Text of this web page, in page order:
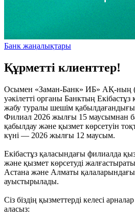
Банк жаңалықтары
Құрметті клиенттер!
Осымен «Заман-Банк» ИБ» АҚ-ның
уәкілетті органы Банктың
жабу туралы шешім
Филиал 2026 жылғы 15 маусымнан
қабылдау және қызмет көрсетуін
күні — 2026 жылғы 12 маусым.
Екібастұз қаласындағы филиалда
және қызмет көрсетуді
Астана және Алматы
ауыстырылады.
Сіз біздің қызметтерді келесі
аласыз: